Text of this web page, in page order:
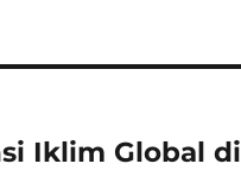
Iklim Global di